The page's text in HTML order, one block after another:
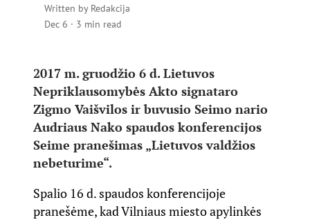
Written by Redakcija
Dec 6 · 3 min read
2017 m. gruodžio 6 d. Lietuvos
Nepriklausomybės Akto signataro
Zigmo Vaišvilos ir buvusio Seimo nario
Audriaus Nako spaudos konferencijos
Seime pranešimas „Lietuvos valdžios
nebeturime“.
Spalio 16 d. spaudos konferencijoje
pranešėme, kad Vilniaus miesto apylinkės